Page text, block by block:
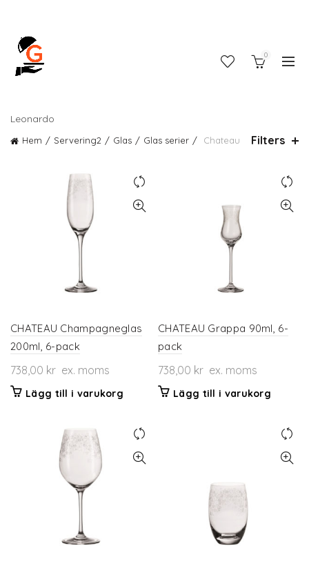
0
Leonardo
Hem Servering2 Glas Glas serier Chateau Filters
CHATEAU Champagneglas
200ml, 6-pack
738,00 kr ex. moms
Lägg till i varukorg
CHATEAU Grappa 90ml, 6-
pack
738,00 kr ex. moms
Lägg till i varukorg